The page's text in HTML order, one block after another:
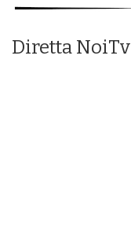
Diretta NoiTv